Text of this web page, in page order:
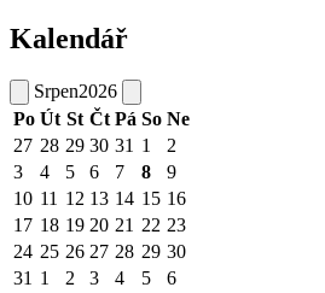
Kalendář
Srpen2026
Po Út St Čt Pá So Ne
27 28 29 30 31 1
2
3
4 5 6 7 8
9
10 11 12 13 14 15 16
17 18 19 20 21 22 23
24 25 26 27 28 29 30
31 1 2 3 4 5 6